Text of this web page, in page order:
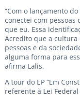
“Com o lançamento
conectei com pessoas
que eu. Essa
Acredito que a cultura
pessoas e da
alguma forma para
afirma Lalis.
A tour do EP “Em
referente à Lei